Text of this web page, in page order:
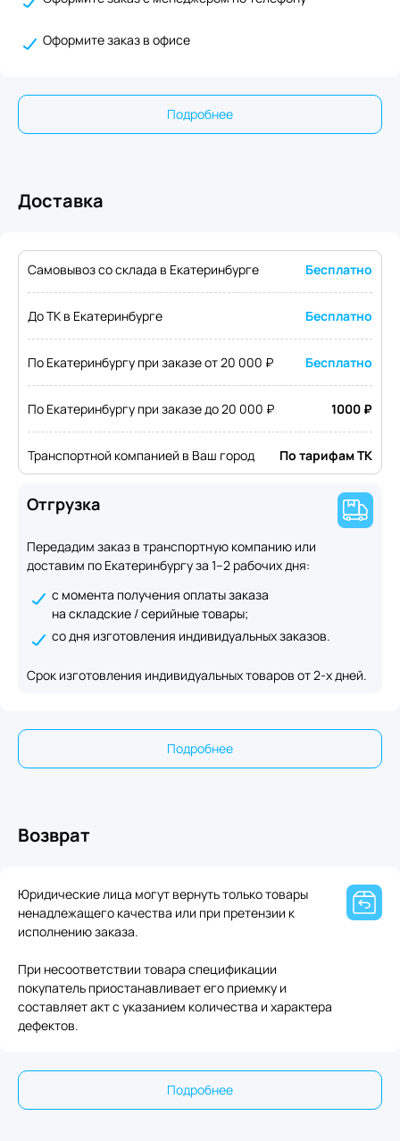
Оформите заказ в офисе
Подробнее
Доставка
Самовывоз со склада в Екатеринбурге Бесплатно
До ТК в Екатеринбурге Бесплатно
По Екатеринбургу при заказе от 20 000 ₽ Бесплатно
По Екатеринбургу при заказе до 20 000 ₽ 1000 ₽
Транспортной компанией в Ваш город По тарифам ТК
Отгрузка
Передадим заказ в транспортную компанию или
доставим по Екатеринбургу за 1–2 рабочих дня:
с момента получения оплаты заказа
на складские / серийные товары;
со дня изготовления индивидуальных заказов.
Срок изготовления индивидуальных товаров от 2-х дней.
Подробнее
Возврат
Юридические лица могут вернуть только товары
ненадлежащего качества или при претензии к
исполнению заказа.
При несоответствии товара спецификации
покупатель приостанавливает его приемку и
составляет акт с указанием количества и характера
дефектов.
Подробнее